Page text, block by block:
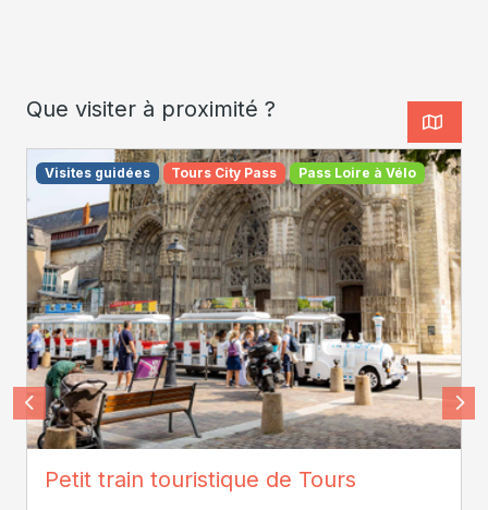
Que visiter à proximité ?
Visites guidées Tours City Pass Pass Loire à Vélo
Petit train touristique de Tours